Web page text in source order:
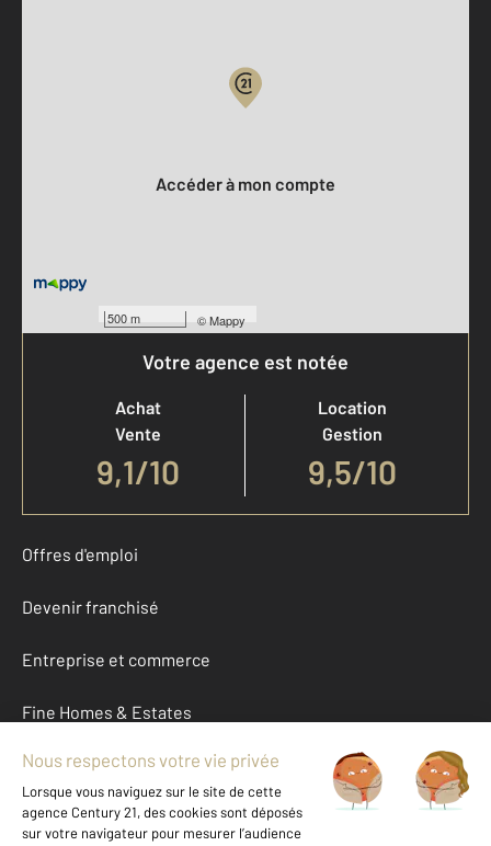
500 m ©Mappy
Accéder à mon compte
Votre agence est notée
Achat
Vente
9,1/10
Location
Gestion
9,5/10
Offres d'emploi
Devenir franchisé
Entreprise et commerce
Fine Homes & Estates
À propos
International